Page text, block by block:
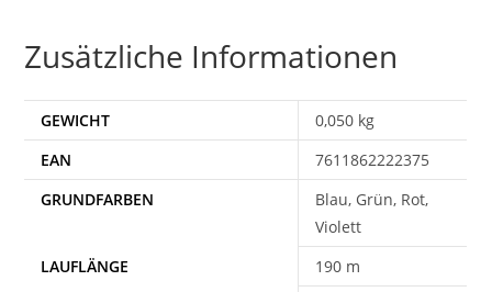
Zusätzliche Informationen
GEWICHT
0,050 kg
EAN
7611862222375
Blau, Grün, Rot,
Violett
190 m